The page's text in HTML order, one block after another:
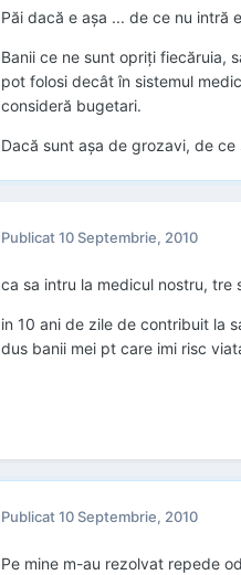
Păi dacă e așa ... de ce nu intră
Banii ce ne sunt opriți fiecăruia,
pot folosi decât în sistemul
consideră bugetari.
Dacă sunt așa de grozavi, de
Publicat10 Septembrie, 2010
ca sa intru la medicul nostru,
in 10 ani de zile de contribuit la
dus banii mei pt care imi risc
Publicat10 Septembrie, 2010
Pe mine m-au rezolvat repede